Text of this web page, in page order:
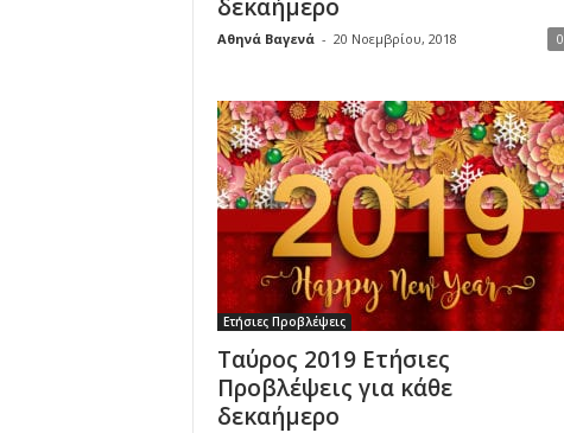
δεκαήμερο
Αθηνά Βαγενά - 20 Νοεμβρίου, 2018 0
Ετήσιες Προβλέψεις
Ταύρος 2019 Ετήσιες
Προβλέψεις για κάθε
δεκαήμερο